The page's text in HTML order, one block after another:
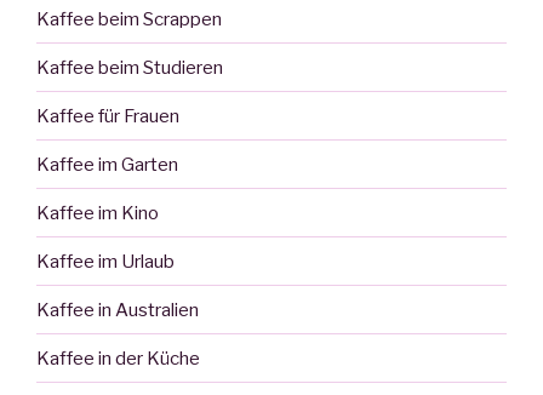
Kaffee beim Scrappen
Kaffee beim Studieren
Kaffee für Frauen
Kaffee im Garten
Kaffee im Kino
Kaffee im Urlaub
Kaffee in Australien
Kaffee in der Küche